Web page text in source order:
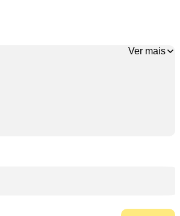
Ver mais